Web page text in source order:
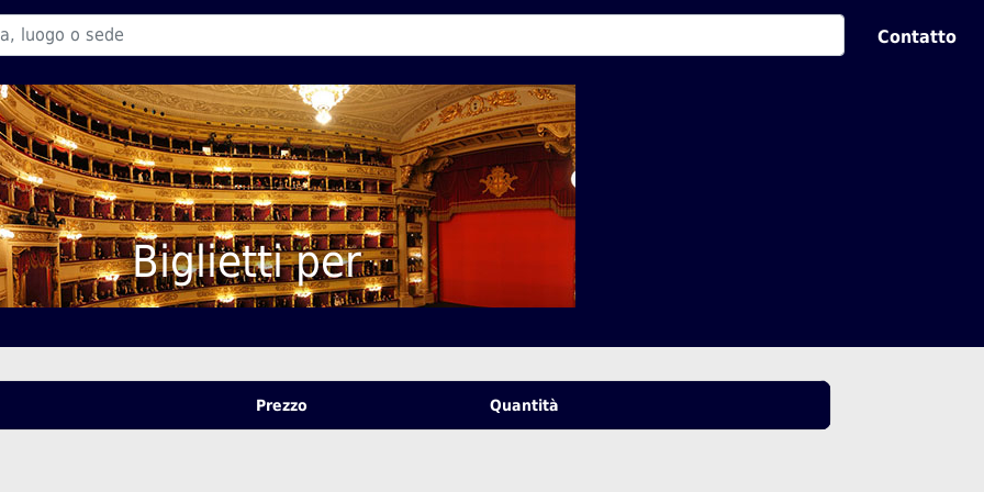
Contatto
Biglietti per
Prezzo Quantità